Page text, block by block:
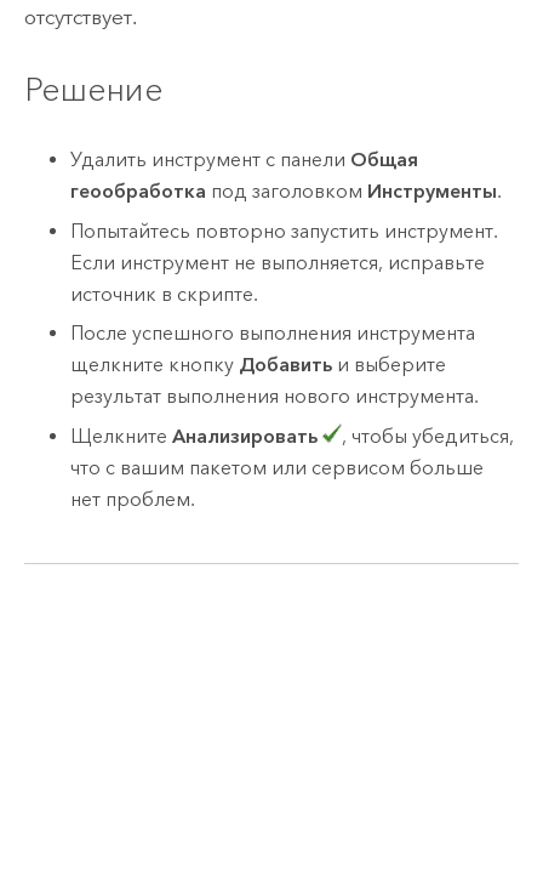
отсутствует.
Решение
Удалить инструмент c панели Общая
геообработка под заголовком Инструменты.
Попытайтесь повторно запустить инструмент.
Если инструмент не выполняется, исправьте
источник в скрипте.
После успешного выполнения инструмента
щелкните кнопку Добавить и выберите
результат выполнения нового инструмента.
ЩелкнитеАнализировать
, чтобы убедиться,
что с вашим пакетом или сервисом больше
нет проблем.